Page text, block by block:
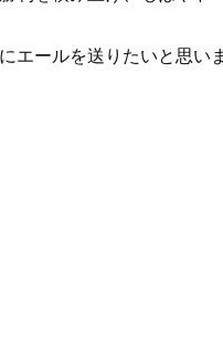
エールを送りたいと思い